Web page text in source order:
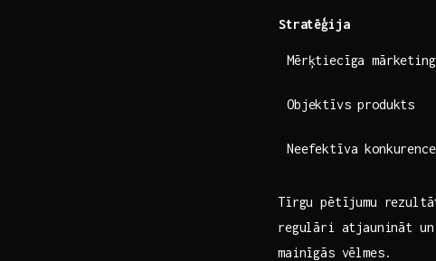
Stratēģija
Mērķtiecīga
Objektīvs produkts
Neefektīva ​konkurence
Tīrgu pētījumu
regulāri atjaunināt
mainīgās vēlmes.